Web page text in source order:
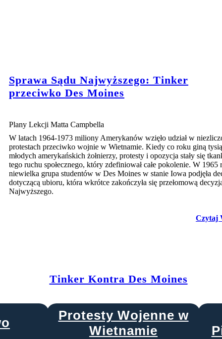
Sprawa Sądu Najwyższego: Tinker
przeciwko Des Moines
Plany Lekcji Matta Campbella
W latach 1964-1973 miliony Amerykanów wzięło udział w
protestach przeciwko wojnie w Wietnamie. Kiedy co roku giną
młodych amerykańskich żołnierzy, protesty i opozycja stały się
tego ruchu społecznego, który zdefiniował całe pokolenie. W 1965
niewielka grupa studentów w Des Moines w stanie Iowa podjęła
dotyczącą ubioru, która wkrótce zakończyła się przełomową
Najwyższego.
Czytaj
Tinker Kontra Des Moines
Protesty Wojenne w
Wietnamie